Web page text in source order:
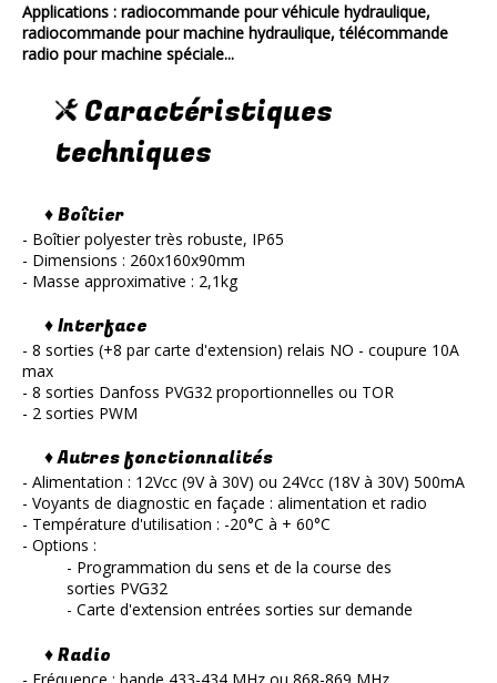
Applications : radiocommande pour véhicule hydraulique,
radiocommande pour machine hydraulique, télécommande
radio pour machine spéciale...
Caractéristiques
techniques
♦ Boîtier
- Boîtier polyester très robuste, IP65
- Dimensions : 260x160x90mm
- Masse approximative : 2,1kg
♦ Interface
- 8 sorties (+8 par carte d'extension) relais NO - coupure 10A
max
- 8 sorties Danfoss PVG32 proportionnelles ou TOR
- 2 sorties PWM
♦ Autres fonctionnalités
- Alimentation : 12Vcc (9V à 30V) ou 24Vcc (18V à 30V) 500mA
- Voyants de diagnostic en façade : alimentation et radio
- Température d'utilisation : -20°C à + 60°C
- Options :
- Programmation du sens et de la course des
sorties PVG32
- Carte d'extension entrées sorties sur demande
♦ Radio